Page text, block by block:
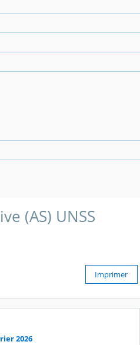
(AS) UNSS
Imprimer
2026